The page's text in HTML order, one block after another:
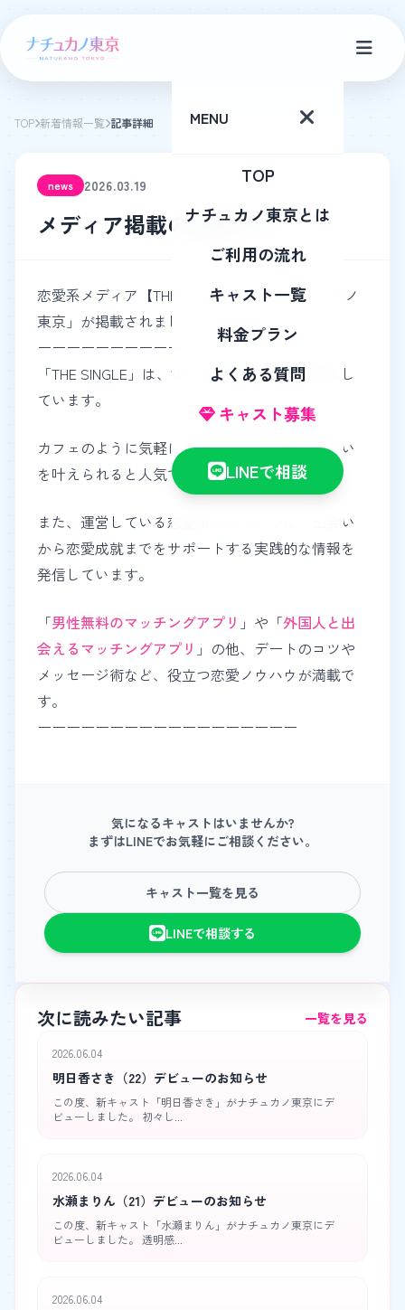
MENU
TOP
ナチュカノ東京とは
ご利用の流れ
キャスト一覧
料金プラン
よくある質問
キャスト募集
LINEで相談
TOP 新着情報一覧 記事詳細
news 2026.03.19
メディア掲載のお知らせ
恋愛系メディア【THE SINGLE様】に「ナチュカノ
東京」が掲載されました！
ーーーーーーーーーーーーーーーーーー
「THE SINGLE」は、1対1の相席ラウンジを運営し
ています。
カフェのように気軽に立ち寄り、質の高い出会い
を叶えられると人気です。
また、運営している恋愛系メディアでは、出会い
から恋愛成就までをサポートする実践的な情報を
発信しています。
「男性無料のマッチングアプリ 」や「外国人と出
会えるマッチングアプリ 」の他、デートのコツや
メッセージ術など、役立つ恋愛ノウハウが満載で
す。
ーーーーーーーーーーーーーーーーーー
気になるキャストはいませんか?
まずはLINEでお気軽にご相談ください。
キャスト一覧を見る
LINEで相談する
次に読みたい記事 一覧を見る
2026.06.04
明日香さき（22）デビューのお知らせ
この度、新キャスト「明日香さき」がナチュカノ東京にデ
ビューしました。 初々し...
2026.06.04
水瀬まりん（21）デビューのお知らせ
この度、新キャスト「水瀬まりん」がナチュカノ東京にデ
ビューしました。 透明感...
2026.06.04